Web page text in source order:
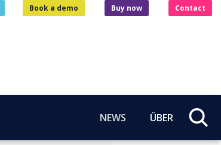
Book a demo Buy now Contact
NEWS ÜBER